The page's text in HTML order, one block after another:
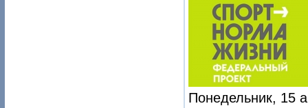
Понедельник, 15